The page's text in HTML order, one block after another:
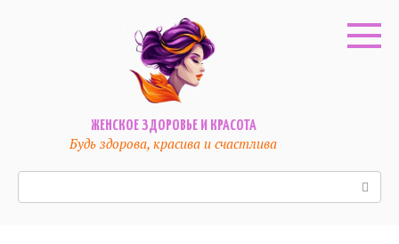
ЖЕНСКОЕ ЗДОРОВЬЕ И КРАСОТА
Будь здорова, красива и счастлива